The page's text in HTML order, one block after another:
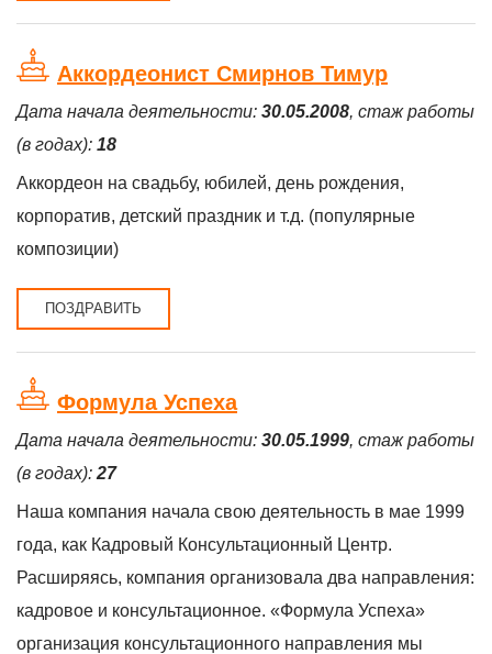
Аккордеонист Смирнов Тимур
Дата начала деятельности: 30.05.2008, стаж работы
(в годах): 18
Аккордеон на свадьбу, юбилей, день рождения,
корпоратив, детский праздник и т.д. (популярные
композиции)
ПОЗДРАВИТЬ
Формула Успеха
Дата начала деятельности: 30.05.1999, стаж работы
(в годах): 27
Наша компания начала свою деятельность в мае 1999
года, как Кадровый Консультационный Центр.
Расширяясь, компания организовала два направления:
кадровое и консультационное. «Формула Успеха»
организация консультационного направления мы